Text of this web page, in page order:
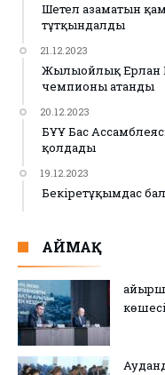
Шетел азаматын
тұтқындалды
21.12.2023
Жылыойлық Ерлан
чемпионы атанды
20.12.2023
БҰҰ Бас
қолдады
19.12.2023
Бекіретұқымдас
АЙМАҚ